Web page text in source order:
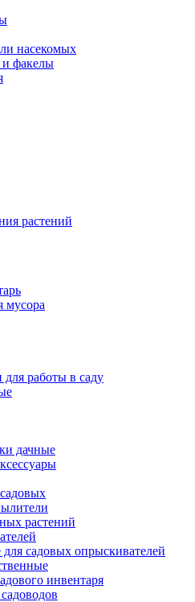
насекомых
факелы
растений
мусора
работы в саду
дачные
растений
садовых опрыскивателей
инвентаря